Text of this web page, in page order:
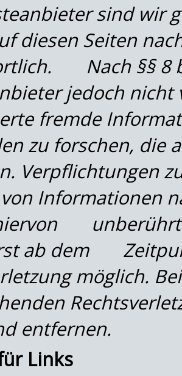
sind
diesen Seiten
Nach §§ 8
jedoch
fremde
zu forschen,
Verpflichtungen
Informationen
unberührt.
ab dem
möglich.
entfernen.
Links